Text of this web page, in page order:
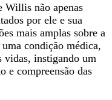
Willis não apenas
por ele e sua
mais amplas sobre a
condição médica,
vidas, instigando um
e compreensão das